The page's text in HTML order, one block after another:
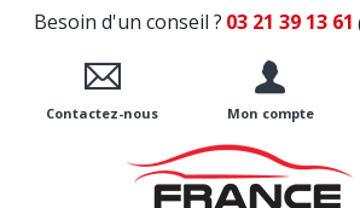
Besoin d'un conseil ? 03 21 39 13 61
Contactez-nous Mon compte